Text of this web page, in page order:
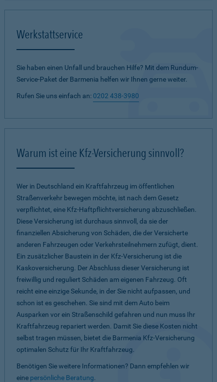
Werkstattservice
Sie haben einen Unfall und brauchen Hilfe? Mit dem Rundum-
Service-Paket der Barmenia helfen wir Ihnen gerne weiter.
Rufen Sie uns einfach an: 0202 438-3980
Warum ist eine Kfz-Versicherung sinnvoll?
Wer in Deutschland ein Kraftfahrzeug im öffentlichen
Straßenverkehr bewegen möchte, ist nach dem Gesetz
verpflichtet, eine Kfz-Haftpflichtversicherung abzuschließen.
Diese Versicherung ist durchaus sinnvoll, da sie der
finanziellen Absicherung von Schäden, die der Versicherte
anderen Fahrzeugen oder Verkehrsteilnehmern zufügt, dient.
Ein zusätzlicher Baustein in der Kfz-Versicherung ist die
Kaskoversicherung. Der Abschluss dieser Versicherung ist
freiwillig und reguliert Schäden am eigenen Fahrzeug. Oft
reicht eine einzige Sekunde, in der Sie nicht aufpassen, und
schon ist es geschehen. Sie sind mit dem Auto beim
Ausparken vor ein Straßenschild gefahren und nun muss Ihr
Kraftfahrzeug repariert werden. Damit Sie diese Kosten nicht
selbst tragen müssen, bietet die Barmenia Kfz-Versicherung
optimalen Schutz für Ihr Kraftfahrzeug.
Benötigen Sie weitere Informationen? Dann empfehlen wir
eine persönliche Beratung.